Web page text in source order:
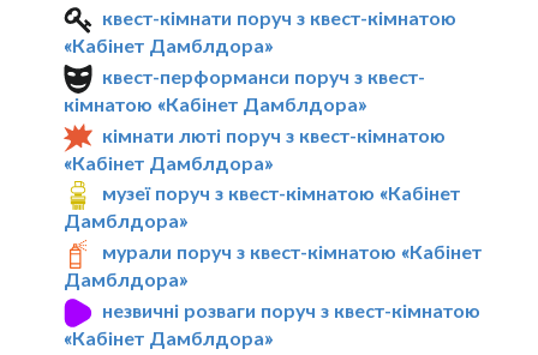
квест-кімнати поруч з квест-кімнатою
«Кабінет Дамблдора»
квест-перформанси поруч з квест-
кімнатою «Кабінет Дамблдора»
кімнати люті поруч з квест-кімнатою
«Кабінет Дамблдора»
музеї поруч з квест-кімнатою «Кабінет
Дамблдора»
мурали поруч з квест-кімнатою «Кабінет
Дамблдора»
незвичні розваги поруч з квест-кімнатою
«Кабінет Дамблдора»